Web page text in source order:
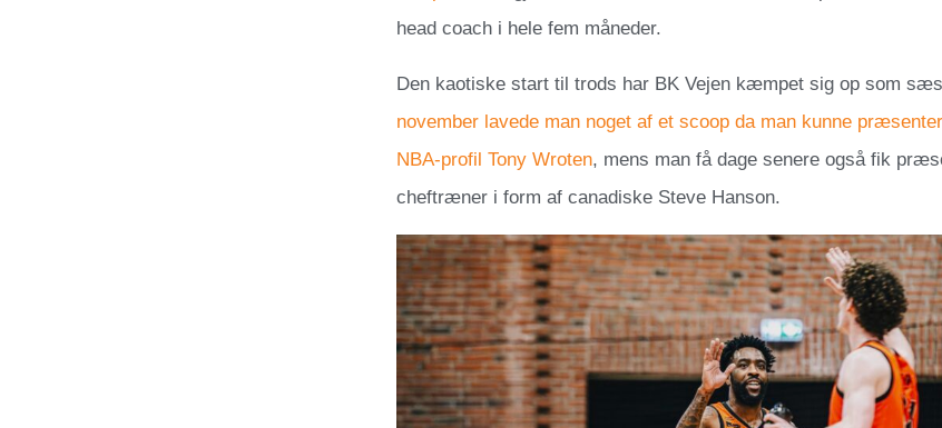
head coach i hele fem måneder.
Den kaotiske start til trods har BK Vejen kæmpet sig op som
november lavede man noget af et scoop da man kunne
NBA-profil Tony Wroten, mens man få dage senere også fik
cheftræner i form af canadiske Steve Hanson.